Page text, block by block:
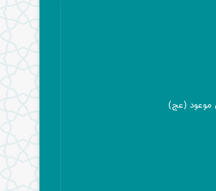
موعود (عج)